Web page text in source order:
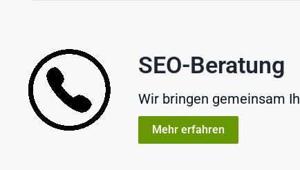
SEO-Beratung
Wir bringen gemeinsam
Mehr erfahren